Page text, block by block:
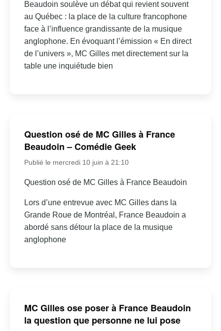
Beaudoin soulève un débat qui revient souvent
au Québec : la place de la culture francophone
face à l’influence grandissante de la musique
anglophone. En évoquant l’émission « En direct
de l’univers », MC Gilles met directement sur la
table une inquiétude bien
Question osé de MC Gilles à France
Beaudoin – Comédie Geek
Publié le mercredi 10 juin à 21:10
Question osé de MC Gilles à France Beaudoin
Lors d’une entrevue avec MC Gilles dans la
Grande Roue de Montréal, France Beaudoin a
abordé sans détour la place de la musique
anglophone
MC Gilles ose poser à France Beaudoin
la question que personne ne lui pose